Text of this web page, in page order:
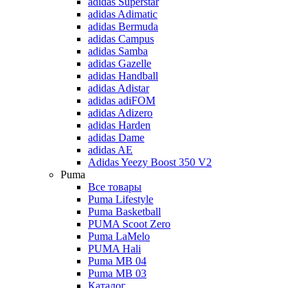
adidas Adimatic
adidas Bermuda
adidas Campus
adidas Samba
adidas Gazelle
adidas Handball
adidas Adistar
adidas adiFOM
adidas Adizero
adidas Harden
adidas Dame
adidas AE
Adidas Yeezy Boost 350 V2
Puma
Все товары
Puma Lifestyle
Puma Basketball
PUMA Scoot Zero
Puma LaMelo
PUMA Hali
Puma MB 04
Puma MB 03